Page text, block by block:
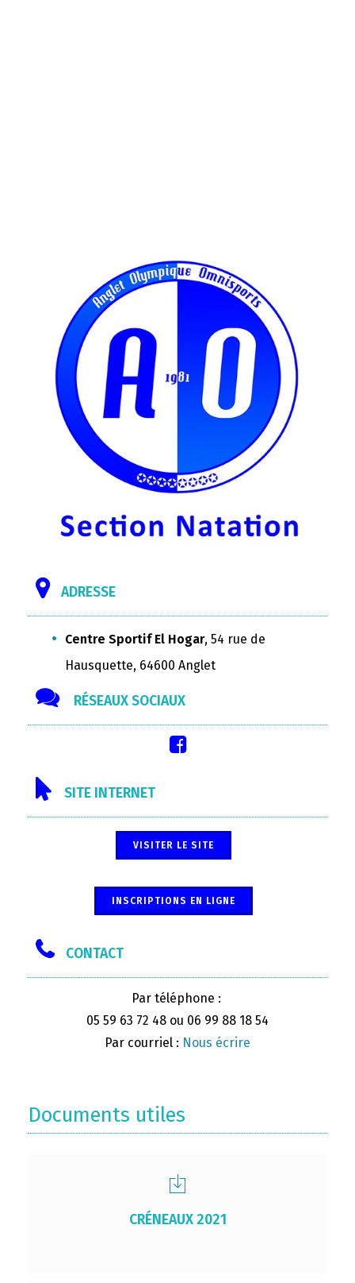
ADRESSE
Centre Sportif El Hogar, 54 rue de
Hausquette, 64600 Anglet
RÉSEAUX SOCIAUX
SITE INTERNET
VISITER LE SITE
INSCRIPTIONS EN LIGNE
CONTACT
Par téléphone :
05 59 63 72 48 ou 06 99 88 18 54
Par courriel : Nous écrire
Documents utiles
CRÉNEAUX 2021